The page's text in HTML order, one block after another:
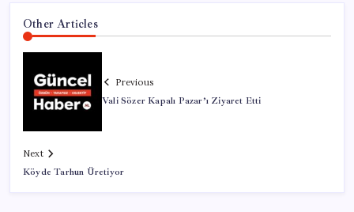
Other Articles
Previous
Vali Sözer Kapalı Pazar’ı Ziyaret Etti
Next
Köyde Tarhun Üretiyor